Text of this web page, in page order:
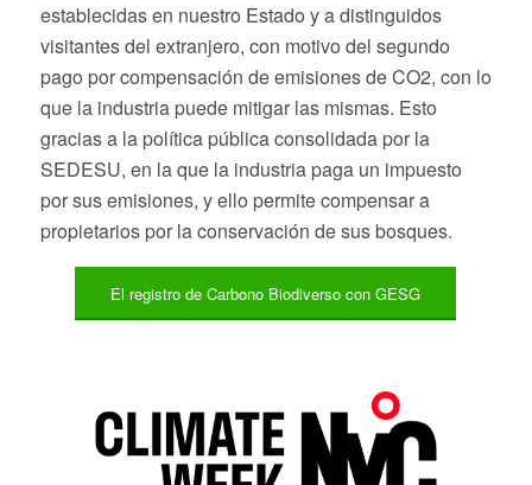
establecidas en nuestro Estado y a distinguidos
visitantes del extranjero, con motivo del segundo
pago por compensación de emisiones de CO2, con lo
que la industria puede mitigar las mismas. Esto
gracias a la política pública consolidada por la
SEDESU, en la que la industria paga un impuesto
por sus emisiones, y ello permite compensar a
propietarios por la conservación de sus bosques.
El registro de Carbono Biodiverso con GESG